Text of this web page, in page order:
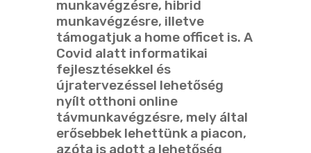
munkavégzésre, hibrid
munkavégzésre, illetve
támogatjuk a home officet is. A
Covid alatt informatikai
fejlesztésekkel és
újratervezéssel lehetőség
nyílt otthoni online
távmunkavégzésre, mely által
erősebbek lehettünk a piacon,
azóta is adott a lehetőség